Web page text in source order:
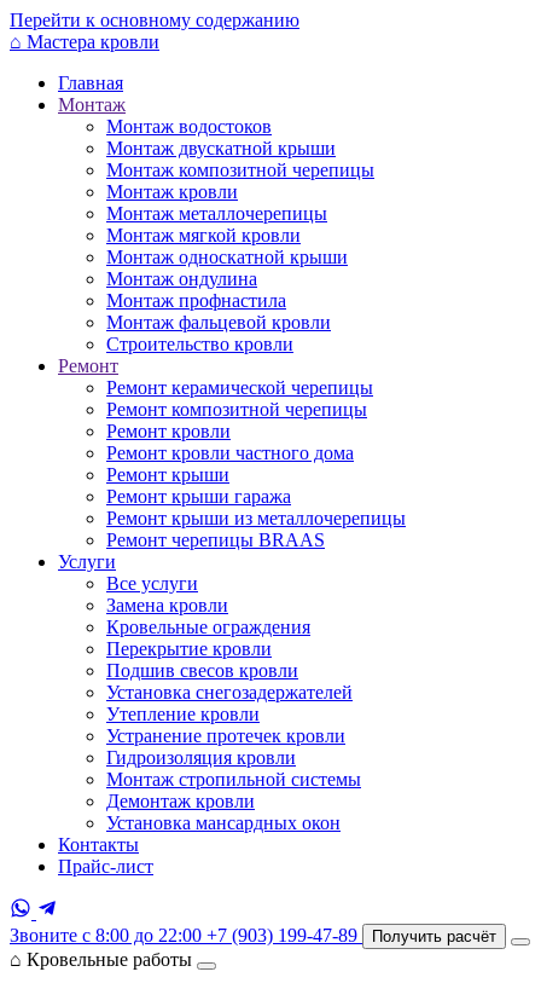
Перейти к основному содержанию
⌂ Мастера кровли
Главная
Монтаж
Монтаж водостоков
Монтаж двускатной крыши
Монтаж композитной черепицы
Монтаж кровли
Монтаж металлочерепицы
Монтаж мягкой кровли
Монтаж односкатной крыши
Монтаж ондулина
Монтаж профнастила
Монтаж фальцевой кровли
Строительство кровли
Ремонт
Ремонт керамической черепицы
Ремонт композитной черепицы
Ремонт кровли
Ремонт кровли частного дома
Ремонт крыши
Ремонт крыши гаража
Ремонт крыши из металлочерепицы
Ремонт черепицы BRAAS
Услуги
Все услуги
Замена кровли
Кровельные ограждения
Перекрытие кровли
Подшив свесов кровли
Установка снегозадержателей
Утепление кровли
Устранение протечек кровли
Гидроизоляция кровли
Монтаж стропильной системы
Демонтаж кровли
Установка мансардных окон
Контакты
Прайс-лист
Звоните с 8:00 до 22:00 +7 (903) 199-47-89 Получить расчёт
⌂ Кровельные работы